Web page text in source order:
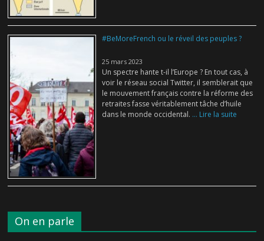
#BeMoreFrench ou le réveil des peuples ?
25 mars 2023
Un spectre hante t-il l’Europe ? En tout cas, à
voir le réseau social Twitter, il semblerait que
le mouvement français contre la réforme des
retraites fasse véritablement tâche d’huile
dans le monde occidental. ... Lire la suite
On en parle